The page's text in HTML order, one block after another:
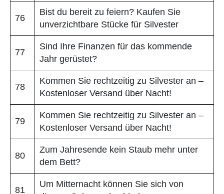
76
Bist du bereit zu feiern? Kaufen Sie
unverzichtbare Stücke für Silvester
77
Sind Ihre Finanzen für das kommende
Jahr gerüstet?
78
Kommen Sie rechtzeitig zu Silvester an –
Kostenloser Versand über Nacht!
79
Kommen Sie rechtzeitig zu Silvester an –
Kostenloser Versand über Nacht!
80
Zum Jahresende kein Staub mehr unter
dem Bett?
81
Um Mitternacht können Sie sich von